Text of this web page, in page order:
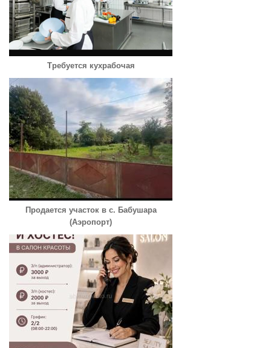
Требуется кухрабочая
Продается участок в с. Бабушара
(Аэропорт)